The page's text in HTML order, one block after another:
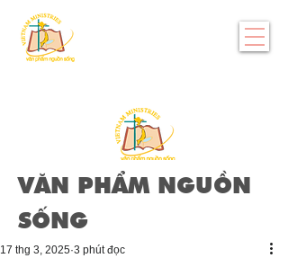
VĂN PHẨM NGUỒN
SỐNG
17 thg 3, 2025 3 phút đọc